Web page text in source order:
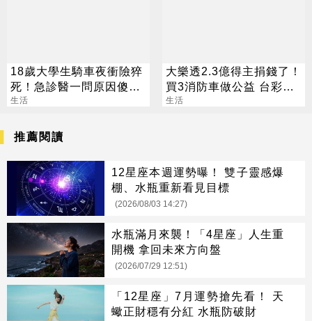
18歲大學生騎車夜衝險猝
死！急診醫一問原因傻
眼：到底有多正
生活
大樂透2.3億得主捐錢了！
買3消防車做公益 台彩揭
幸運兒背景
生活
推薦閱讀
12星座本週運勢曝！ 雙子靈感爆
棚、水瓶重新看見目標
(2026/08/03 14:27)
水瓶滿月來襲！「4星座」人生重
開機 拿回未來方向盤
(2026/07/29 12:51)
「12星座」7月運勢搶先看！ 天
蠍正財穩有分紅 水瓶防破財